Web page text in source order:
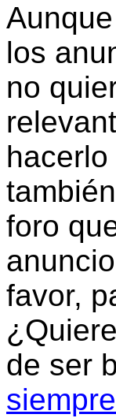
los
no
foro
favor,
¿Quiere
de ser